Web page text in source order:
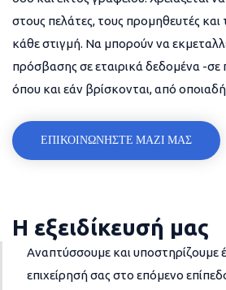
στους πελάτες, τους προμηθευτές και
κάθε στιγμή. Να μπορούν να
πρόσβασης σε εταιρικά δεδομένα -
όπου και εάν βρίσκονται, από
ΕΠΙΚΟΙΝΩΝΗΣΤΕ ΜΑΖΙ ΜΑΣ
Η εξειδίκευσή μας
Αναπτύσσουμε και υποστηρίζουμε
επιχείρησή σας στο επόμενο